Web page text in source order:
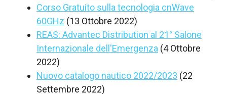
Corso Gratuito sulla tecnologia cnWave
60GHz (13 Ottobre 2022)
REAS: Advantec Distribution al 21° Salone
Internazionale dell'Emergenza (4 Ottobre
2022)
Nuovo catalogo nautico 2022/2023 (22
Settembre 2022)